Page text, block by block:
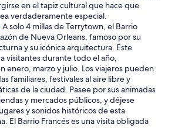
en el tapiz cultural que hace que
verdaderamente especial.
A solo 4 millas de Terrytown, el Barrio
de Nueva Orleans, famoso por su
y su icónica arquitectura. Este
visitantes durante todo el año,
enero, marzo y julio. Los viajeros pueden
familiares, festivales al aire libre y
de la ciudad. Pasee por sus animadas
y mercados públicos, y déjese
y sonidos históricos de esta
El Barrio Francés es una visita obligada